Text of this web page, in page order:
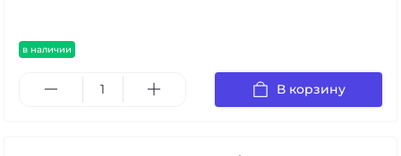
в наличии
В корзину